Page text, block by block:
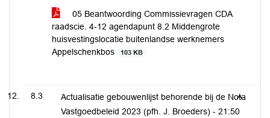
05 Beantwoording Commissievragen CDA
raadscie. 4-12 agendapunt 8.2 Middengrote
huisvestingslocatie buitenlandse werknemers
Appelschenkbos
103 KB
8.3
Actualisatie gebouwenlijst behorende bij de Nota
Vastgoedbeleid 2023 (pfh. J. Broeders) - 21:50